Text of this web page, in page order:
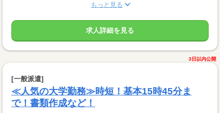
もっと見る
求人詳細を見る
3日以内公開
[一般派遣]
≪人気の大学勤務≫時短！基本15時45分ま
で！書類作成など！